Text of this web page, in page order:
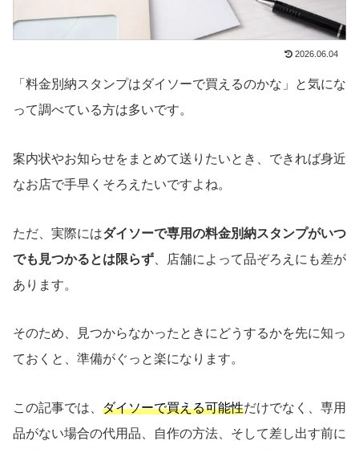
2026.06.04
「料金別納スタンプはダイソーで買えるのかな」と気にな
って調べている方は多いです。
案内状やお知らせをまとめて送りたいとき、できれば身近
なお店で手早くそろえたいですよね。
ただ、実際にはダイソーで専用の料金別納スタンプがいつ
でも見つかるとは限らず 、店舗によって品ぞろえにも差が
あります。
そのため、見つからなかったときにどうするかを先に知っ
ておくと、準備がぐっと楽になります。
この記事では、 ダイソーで買える可能性だけでなく、専用
品がない場合の代用品、自作の方法、そして差し出す前に